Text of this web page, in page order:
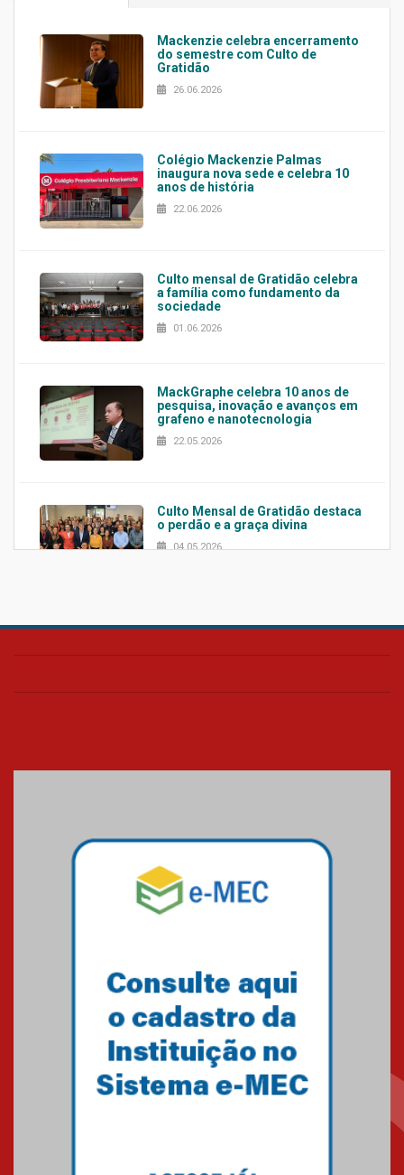
Mackenzie celebra encerramento
do semestre com Culto de
Gratidão
26.06.2026
Colégio Mackenzie Palmas
inaugura nova sede e celebra 10
anos de história
22.06.2026
Culto mensal de Gratidão celebra
a família como fundamento da
sociedade
01.06.2026
MackGraphe celebra 10 anos de
pesquisa, inovação e avanços em
grafeno e nanotecnologia
22.05.2026
Culto Mensal de Gratidão destaca
o perdão e a graça divina
04.05.2026
Confira como foi o culto mensal
Mackenzie mobiliza campanha
solidária para apoiar famílias em
Minas Gerais
Primeiro culto do ano ressalta o
27.02.2026